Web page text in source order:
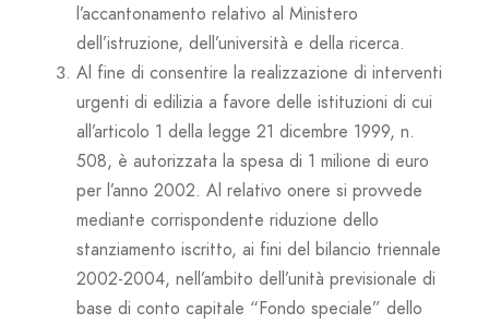
l’accantonamento relativo al Ministero
dell’istruzione, dell’università e della ricerca.
Al fine di consentire la realizzazione di interventi
urgenti di edilizia a favore delle istituzioni di cui
all’articolo 1 della legge 21 dicembre 1999, n.
508, è autorizzata la spesa di 1 milione di euro
per l’anno 2002. Al relativo onere si provvede
mediante corrispondente riduzione dello
stanziamento iscritto, ai fini del bilancio triennale
2002-2004, nell’ambito dell’unità previsionale di
base di conto capitale “Fondo speciale” dello